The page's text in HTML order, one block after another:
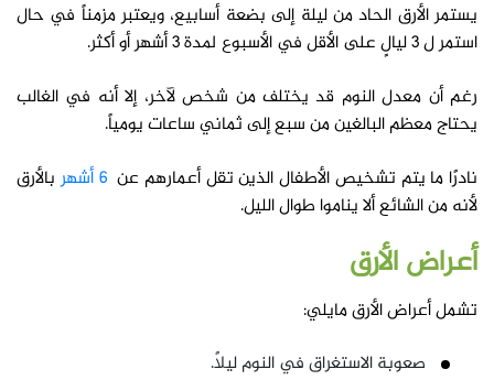
يستمر الأرق الحاد من ليلة إلى بضعة أسابيع، ويعتبر مزمناً في حال
استمر ل 3 ليالٍ على الأقل في الأسبوع لمدة 3 أشهر أو أكثر.
رغم أن معدل النوم قد يختلف من شخص لآخر، إلا أنه في الغالب
يحتاج معظم البالغين من سبع إلى ثماني ساعات يومياً.
نادرًا ما يتم تشخيص الأطفال الذين تقل أعمارهم عن 6 أشهر
بالأرق
لأنه من الشائع ألا يناموا طوال الليل.
أعراضالأرق
تشمل أعراض الأرق مايلي:
صعوبة الاستغراق في النوم ليلاً.